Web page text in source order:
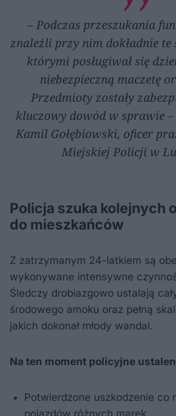
– Podczas przeszukania
znaleźli przy nim dokładnie te
którymi posługiwał się
niebezpieczną maczetę
Przedmioty zostały
kluczowy dowód w sprawie
Kamil Gołębiowski, oficer
Miejskiej Policji w
Policja szuka kolejnych
do mieszkańców
Z zatrzymanym 24-latkiem są
wykonywane intensywne
Śledczy drobiazgowo ustalają
środowego amoku oraz pełną
jakich dokonał młody wandal.
Na ten moment policyjne
Potwierdzone uszkodzenie co
pojazdów różnych marek,